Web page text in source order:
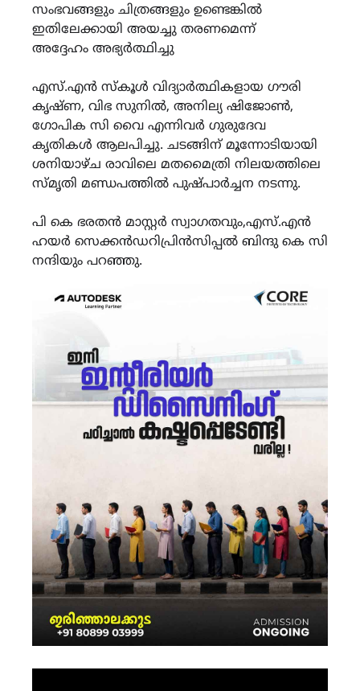
സംഭവങ്ങളും ചിത്രങ്ങളും ഉണ്ടെങ്കിൽ
ഇതിലേക്കായി അയച്ചു തരണമെന്ന്
അദ്ദേഹം അഭ്യർത്ഥിച്ചു
എസ്.എൻ സ്കൂൾ വിദ്യാർത്ഥികളായ ഗൗരി
കൃഷ്ണ, വിഭ സുനിൽ, അനില്യ ഷിജോൺ,
ഗോപിക സി വൈ എന്നിവർ ഗുരുദേവ
കൃതികൾ ആലപിച്ചു. ചടങ്ങിന് മൂന്നോടിയായി
ശനിയാഴ്ച രാവിലെ മതമൈത്രി നിലയത്തിലെ
സ്മൃതി മണ്ഡപത്തിൽ പുഷ്പാർച്ചന നടന്നു.
പി കെ ഭരതൻ മാസ്റ്റർ സ്വാഗതവും,എസ്.എൻ
ഹയർ സെക്കൻഡറിപ്രിൻസിപ്പൽ ബിന്ദു കെ സി
നന്ദിയും പറഞ്ഞു.